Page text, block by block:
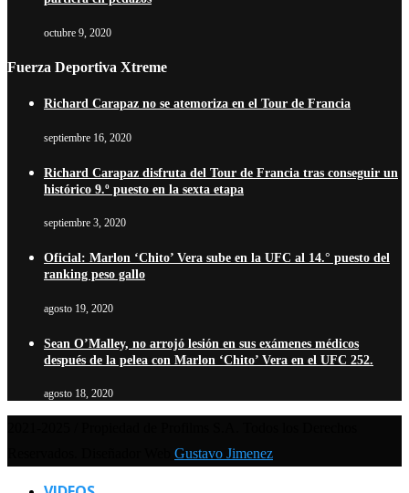
octubre 9, 2020
Fuerza Deportiva Xtreme
Richard Carapaz no se atemoriza en el Tour de Francia
septiembre 16, 2020
Richard Carapaz disfruta del Tour de Francia tras conseguir un
histórico 9.º puesto en la sexta etapa
septiembre 3, 2020
Oficial: Marlon ‘Chito’ Vera sube en la UFC al 14.° puesto del
ranking peso gallo
agosto 19, 2020
Sean O’Malley, no arrojó lesión en sus exámenes médicos
después de la pelea con Marlon ‘Chito’ Vera en el UFC 252.
agosto 18, 2020
Gustavo Jimenez